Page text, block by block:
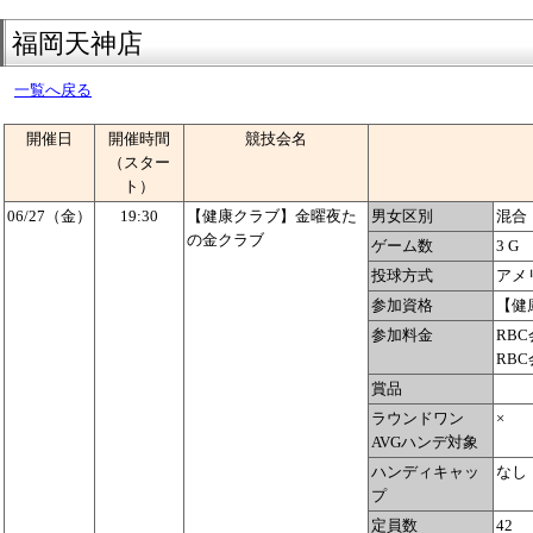
福岡天神店
一覧へ戻る
開催日
開催時間
（スター
ト）
競技会名
06/27（金） 19:30
【健康クラブ】金曜夜た
の金クラブ
男女区別
混合
ゲーム数
3 G
投球方式
アメ
参加資格
【
参加料金
RBC
RBC
賞品
ラウンドワン
AVGハンデ対象
×
ハンディキャッ
プ
なし
定員数
42